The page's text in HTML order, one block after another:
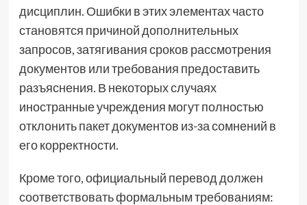
дисциплин. Ошибки в этих элементах часто
становятся причиной дополнительных
запросов, затягивания сроков рассмотрения
документов или требования предоставить
разъяснения. В некоторых случаях
иностранные учреждения могут полностью
отклонить пакет документов из-за сомнений в
его корректности.
Кроме того, официальный перевод должен
соответствовать формальным требованиям: